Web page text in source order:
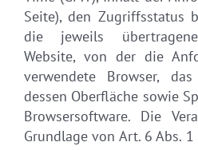
Seite), den Zugriffsstatus
die jeweils
Website, von der die
verwendete Browser,
dessen Oberfläche sowie
Browsersoftware. Die
Grundlage von Art. 6 Abs.